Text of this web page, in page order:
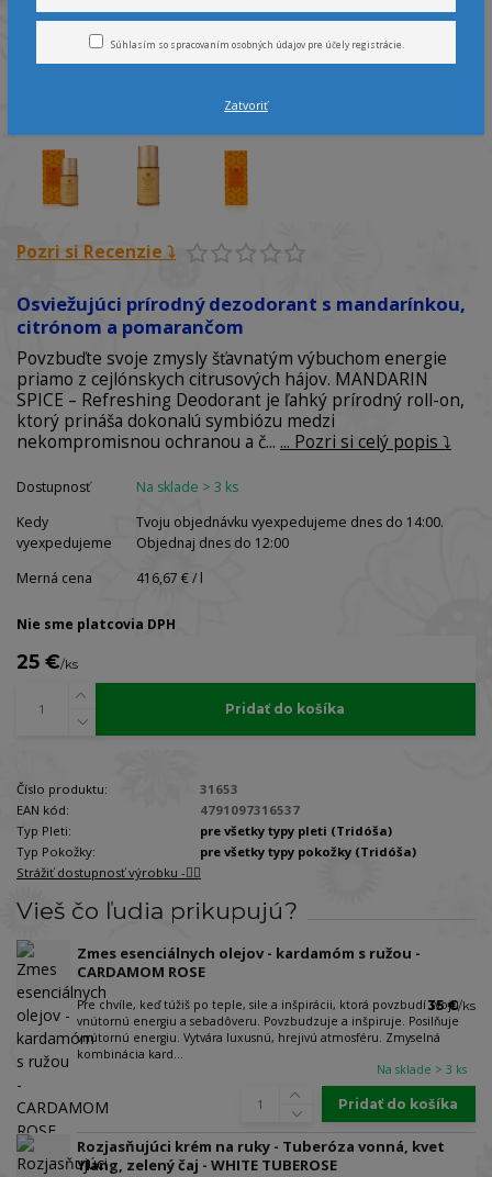
Pozri si Recenzie ⤵️
Osviežujúci prírodný dezodorant s mandarínkou,
citrónom a pomarančom
Povzbuďte svoje zmysly šťavnatým výbuchom energie
priamo z cejlónskych citrusových hájov. MANDARIN
SPICE – Refreshing Deodorant je ľahký prírodný roll-on,
ktorý prináša dokonalú symbiózu medzi
nekompromisnou ochranou a č... ... Pozri si celý popis ⤵️
Dostupnosť
Na sklade > 3 ks
Kedy
vyexpedujeme
Tvoju objednávku vyexpedujeme dnes do 14:00.
Objednaj dnes do 12:00
Merná cena
416,67 € / l
Nie sme platcovia DPH
25 €/ks
Pridať do košíka
Číslo produktu:
31653
EAN kód:
4791097316537
Typ Pleti:
pre všetky typy pleti (Tridóša)
Typ Pokožky:
pre všetky typy pokožky (Tridóša)
Strážiť dostupnosť výrobku -🐕‍🦺
Vieš čo ľudia prikupujú?
Zmes esenciálnych olejov - kardamóm s ružou -
CARDAMOM ROSE
Pre chvíle, keď túžiš po teple, sile a inšpirácii, ktorá povzbudí Tvoju
vnútornú energiu a sebadôveru. Povzbudzuje a inšpiruje. Posilňuje
vnútornú energiu. Vytvára luxusnú, hrejivú atmosféru. Zmyselná
kombinácia kard...
35 €/ks
Na sklade > 3 ks
Pridať do košíka
Rozjasňujúci krém na ruky - Tuberóza vonná, kvet
Ylang, zelený čaj - WHITE TUBEROSE
Súhlasím so spracovaním osobných údajovpre účely registrácie.
Zatvoriť